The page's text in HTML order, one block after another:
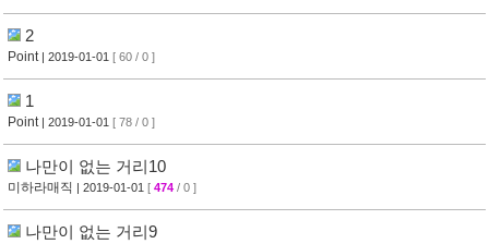
2
Point | 2019-01-01 [ 60 / 0 ]
1
Point | 2019-01-01 [ 78 / 0 ]
나만이 없는 거리10
미하라매직 | 2019-01-01 [ 474 / 0 ]
나만이 없는 거리9